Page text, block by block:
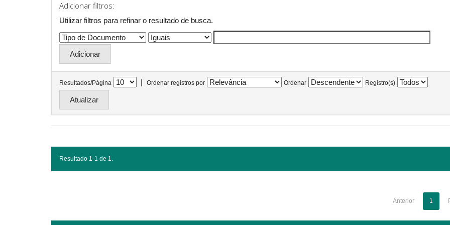
Adicionar filtros:
Utilizar filtros para refinar o resultado de busca.
Resultados/Página | Ordenar registros por Ordenar Registro(s)
Resultado 1-1 de 1.
Anterior 1